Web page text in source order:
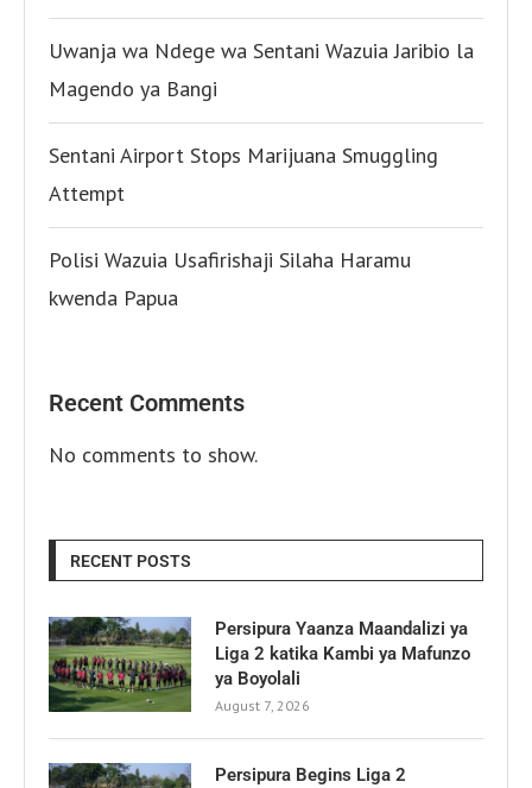
Uwanja wa Ndege wa Sentani Wazuia Jaribio la
Magendo ya Bangi
Sentani Airport Stops Marijuana Smuggling
Attempt
Polisi Wazuia Usafirishaji Silaha Haramu
kwenda Papua
Recent Comments
No comments to show.
RECENT POSTS
Persipura Yaanza Maandalizi ya
Liga 2 katika Kambi ya Mafunzo
ya Boyolali
August 7, 2026
Persipura Begins Liga 2